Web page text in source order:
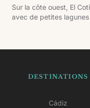
Sur la côte ouest, El
avec de petites
DESTINATIONS
Cádiz